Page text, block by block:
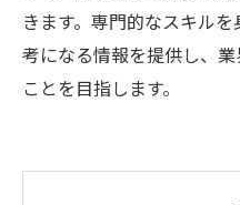
きます。専門的なスキル
考になる情報を提供し、
ことを目指します。